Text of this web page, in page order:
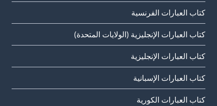
كتاب العبارات الفرنسية
كتاب العبارات الإنجليزية (الولايات المتحدة)
كتاب العبارات الإنجليزية
كتاب العبارات الإسبانية
كتاب العبارات الكورية